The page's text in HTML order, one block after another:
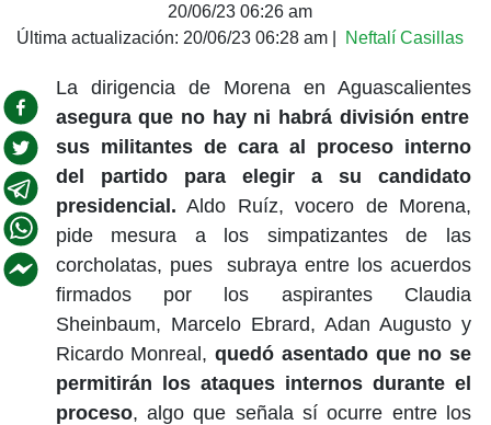
20/06/23 06:26 am
Última actualización: 20/06/23 06:28 am Neftalí Casillas
La dirigencia de Morena en Aguascalientes
asegura que no hay ni habrá división entre
sus militantes de cara al proceso interno
del partido para elegir a su candidato
presidencial. Aldo Ruíz, vocero de Morena,
pide mesura a los simpatizantes de las
corcholatas, pues subraya entre los acuerdos
firmados por los aspirantes Claudia
Sheinbaum, Marcelo Ebrard, Adan Augusto y
Ricardo Monreal,quedó asentado que no se
permitirán los ataques internos durante el
proceso, algo que señala sí ocurre entre los